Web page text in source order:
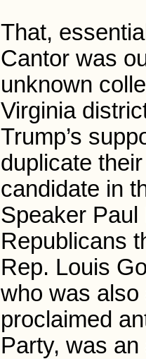
That,
Cantor was
unknown
Virginia
Trump’s
duplicate
candidate in
Speaker
Republicans
Rep. Louis
who was also
proclaimed
Party, was